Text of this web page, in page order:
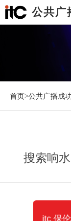
公共广
首页>公共广播成
搜索响水
itc 保